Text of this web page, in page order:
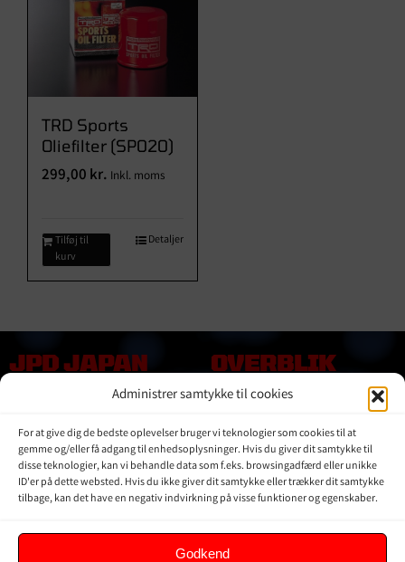
Administrer samtykke til cookies
For at give dig de bedste oplevelser bruger vi teknologier som cookies til at
gemme og/eller få adgang til enhedsoplysninger. Hvis du giver dit samtykke til
disse teknologier, kan vi behandle data som f.eks. browsingadfærd eller unikke
ID'er på dette websted. Hvis du ikke giver dit samtykke eller trækker dit samtykke
tilbage, kan det have en negativ indvirkning på visse funktioner og egenskaber.
Godkend
TRD Sports
Oliefilter (SP020)
299,00 kr. Inkl. moms
Tilføj til
kurv
Detaljer
JPD JAPAN
DENMARK
Kontakt Os
Om JPD Japan Denmark
Handelsbetingelser
Privat Politik
OVERBLIK
Online shop